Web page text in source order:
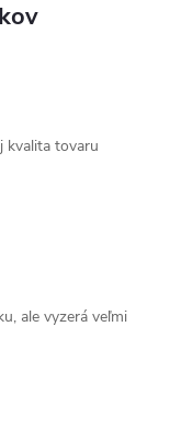
kvalita tovaru
ale vyzerá veľmi